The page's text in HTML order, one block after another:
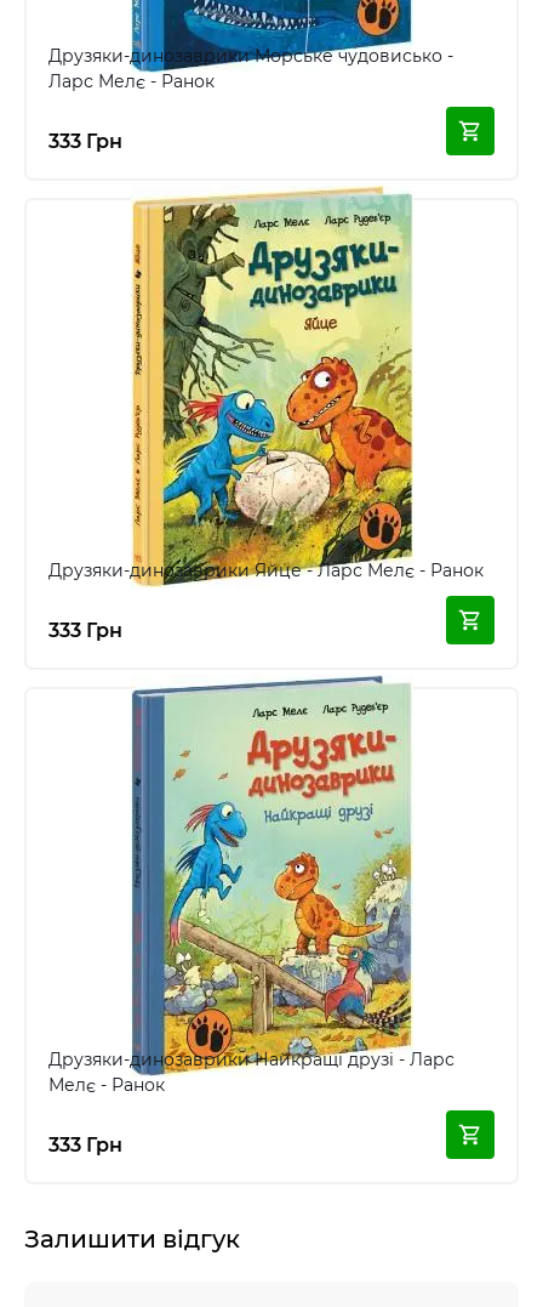
Друзяки-динозаврики Морське чудовисько -
Ларс Мелє - Ранок
333 Грн
Друзяки-динозаврики Яйце - Ларс Мелє - Ранок
333 Грн
Друзяки-динозаврики Найкращі друзі - Ларс
Мелє - Ранок
333 Грн
Залишити відгук